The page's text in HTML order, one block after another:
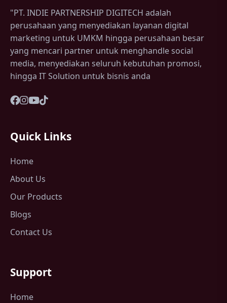
"PT. INDIE PARTNERSHIP DIGITECH adalah
perusahaan yang menyediakan layanan digital
marketing untuk UMKM hingga perusahaan besar
yang mencari partner untuk menghandle social
media, menyediakan seluruh kebutuhan promosi,
hingga IT Solution untuk bisnis anda
Quick Links
Home
About Us
Our Products
Blogs
Contact Us
Support
Home